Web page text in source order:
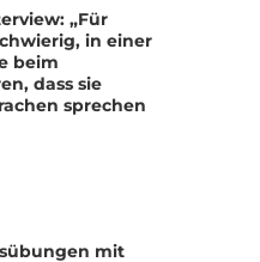
„Für
in einer
beim
dass sie
sprechen
mit